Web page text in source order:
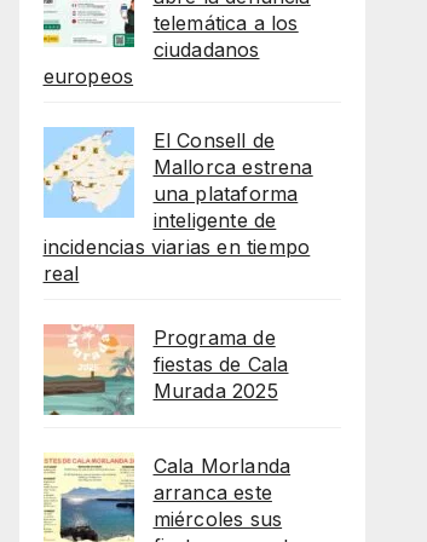
telemática a los
ciudadanos
europeos
El Consell de
Mallorca estrena
una plataforma
inteligente de
incidencias viarias en tiempo
real
Programa de
fiestas de Cala
Murada 2025
Cala Morlanda
arranca este
miércoles sus